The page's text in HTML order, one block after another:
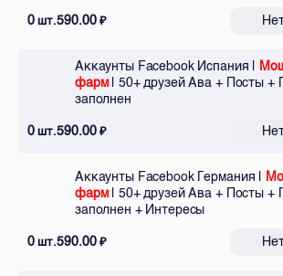
0шт.590.00₽
Аккаунты Facebook Испания |
фарм| 50+ друзей Ава + Посты +
заполнен
0шт.590.00₽
Аккаунты Facebook Германия |
фарм| 50+ друзей Ава + Посты +
заполнен + Интересы
0шт.590.00₽